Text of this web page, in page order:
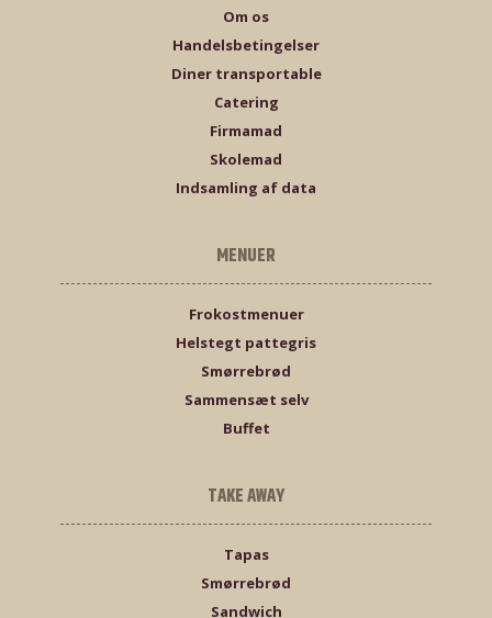
Om os
Handelsbetingelser
Diner transportable
Catering
Firmamad
Skolemad
Indsamling af data
MENUER
Frokostmenuer
Helstegt pattegris
Smørrebrød
Sammensæt selv
Buffet
TAKE AWAY
Tapas
Smørrebrød
Sandwich